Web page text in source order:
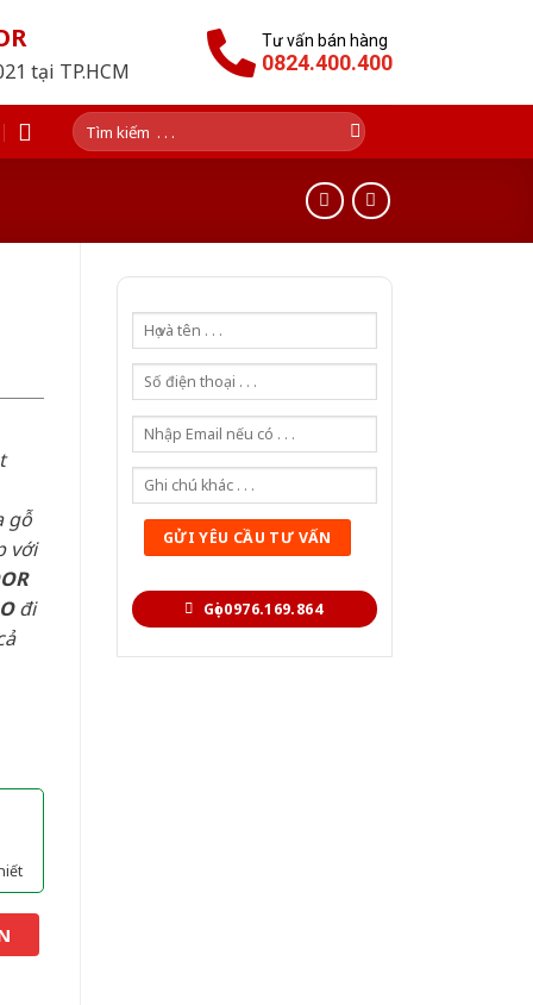
tại TP.HCM
Tư vấn bán hàng
0824.400.400
Tìm
kiếm:
Gọi 0976.169.864
gỗ
với
đi